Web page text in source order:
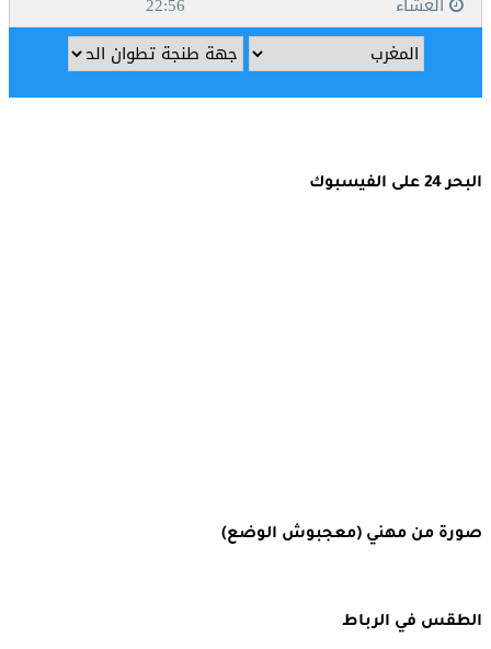
البحر 24 على الفيسبوك
صورة من مهني (معجبوش الوضع)
الطقس في الرباط